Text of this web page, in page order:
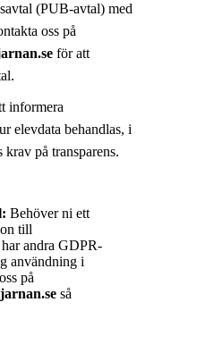
(PUB-avtal) med
oss på
för att
informera
elevdata behandlas, i
på transparens.
Behöver ni ett
till
andra GDPR-
användning i
på
så